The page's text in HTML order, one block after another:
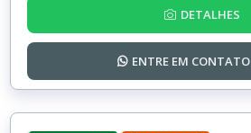
DETALHES
ENTRE EM CONTATO